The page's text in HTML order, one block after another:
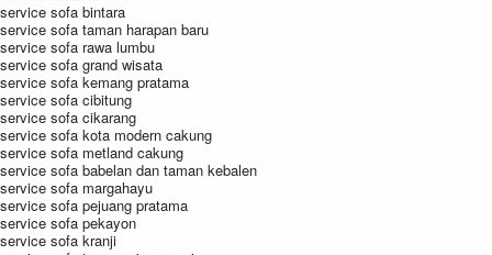
service sofa bintara
service sofa taman harapan baru
service sofa rawa lumbu
service sofa grand wisata
service sofa kemang pratama
service sofa cibitung
service sofa cikarang
service sofa kota modern cakung
service sofa metland cakung
service sofa babelan dan taman kebalen
service sofa margahayu
service sofa pejuang pratama
service sofa pekayon
service sofa kranji